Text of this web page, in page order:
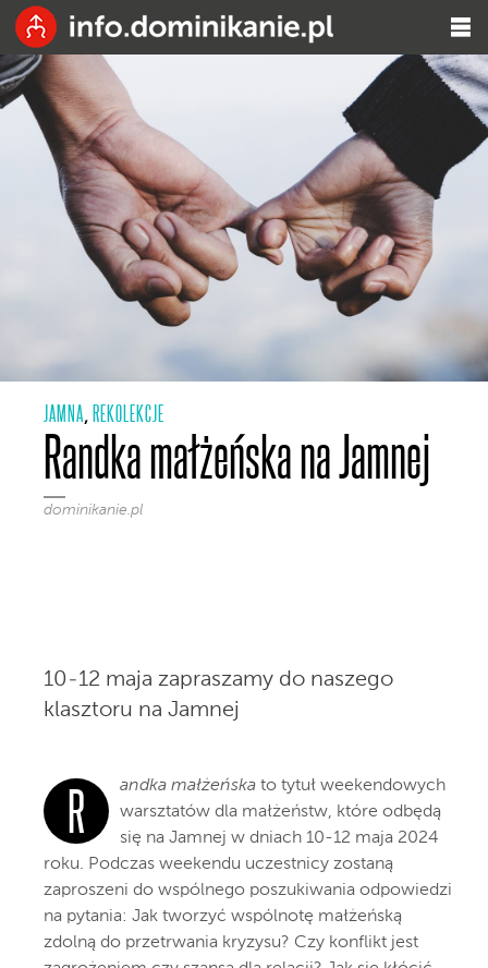
JAMNA, REKOLEKCJE
Randka małżeńska na Jamnej
dominikanie.pl
10-12 maja zapraszamy do naszego
klasztoru na Jamnej
R andka małżeńska to tytuł weekendowych
warsztatów dla małżeństw, które odbędą
się na Jamnej w dniach 10-12 maja 2024
roku. Podczas weekendu uczestnicy zostaną
zaproszeni do wspólnego poszukiwania odpowiedzi
na pytania: Jak tworzyć wspólnotę małżeńską
zdolną do przetrwania kryzysu? Czy konflikt jest